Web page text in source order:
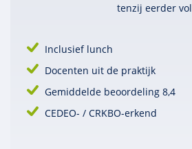
tenzij eerder vol
Inclusief lunch
Docenten uit de praktijk
Gemiddelde beoordeling 8,4
CEDEO- / CRKBO-erkend